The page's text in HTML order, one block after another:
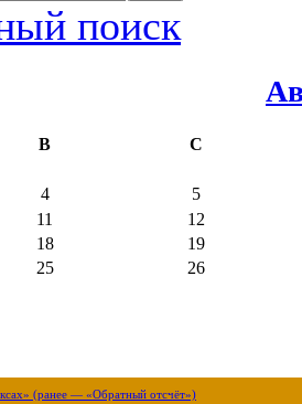
поиск
В С
4
5
11
12
18
19
25
26
(ранее — «Обратный отсчёт»)